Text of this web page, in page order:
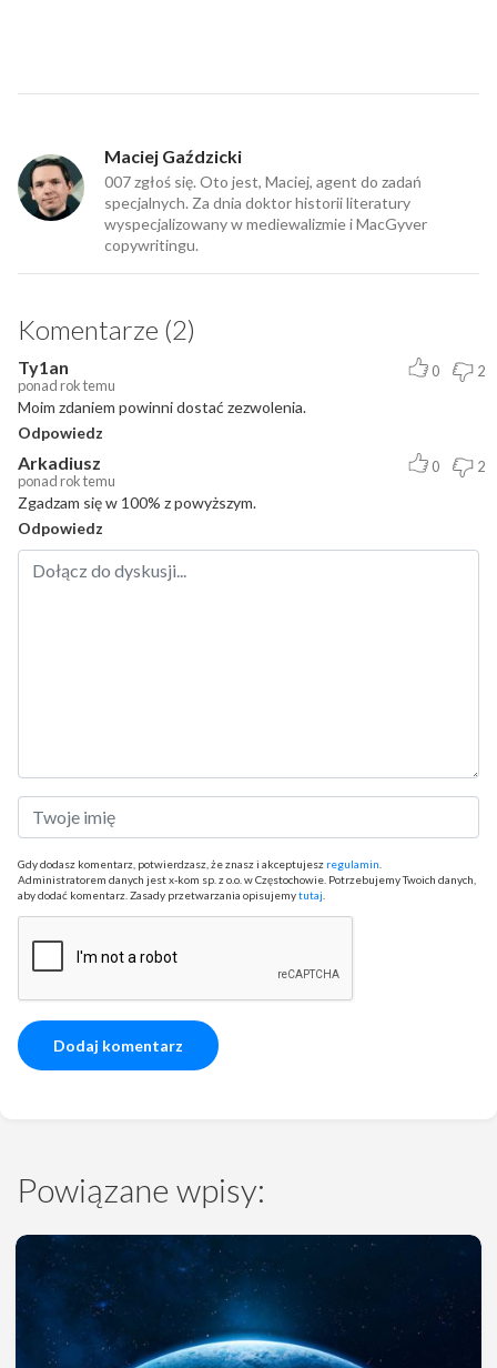
Maciej Gaździcki
007 zgłoś się. Oto jest, Maciej, agent do zadań
specjalnych. Za dnia doktor historii literatury
wyspecjalizowany w mediewalizmie i MacGyver
copywritingu.
Komentarze (2)
Ty1an
ponad rok temu
0 2
Moim zdaniem powinni dostać zezwolenia.
Odpowiedz
Arkadiusz
ponad rok temu
0 2
Zgadzam się w 100% z powyższym.
Odpowiedz
Gdy dodasz komentarz, potwierdzasz, że znasz i akceptujesz regulamin
Administratorem danych jest x-kom sp. z o.o. w Częstochowie. Potrzebujemy Twoich danych,
aby dodać komentarz. Zasady przetwarzania opisujemytutaj
Powiązane wpisy: